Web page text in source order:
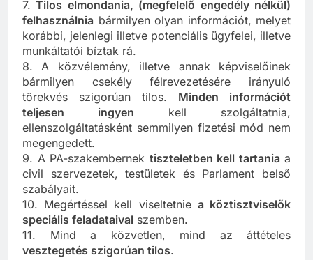
7. Tilos elmondania, (megfelelő engedély nélkül)
felhasználnia bármilyen olyan információt, melyet
korábbi, jelenlegi illetve potenciális ügyfelei, illetve
munkáltatói bíztak rá.
8. A közvélemény, illetve annak képviselőinek
bármilyen csekély félrevezetésére irányuló
törekvés szigorúan tilos. Minden információt
teljesen ingyen kell szolgáltatnia,
ellenszolgáltatásként semmilyen fizetési mód nem
megengedett.
9. A PA-szakembernek tiszteletben kell tartania a
civil szervezetek, testületek és Parlament belső
szabályait.
10. Megértéssel kell viseltetnie a köztisztviselők
speciális feladataival szemben.
11. Mind a közvetlen, mind az áttételes
vesztegetés szigorúan tilos.